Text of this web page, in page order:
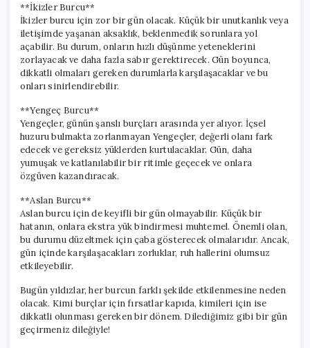
**İkizler Burcu**
İkizler burcu için zor bir gün olacak. Küçük bir unutkanlık veya
iletişimde yaşanan aksaklık, beklenmedik sorunlara yol
açabilir. Bu durum, onların hızlı düşünme yeteneklerini
zorlayacak ve daha fazla sabır gerektirecek. Gün boyunca,
dikkatli olmaları gereken durumlarla karşılaşacaklar ve bu
onları sinirlendirebilir.
**Yengeç Burcu**
Yengeçler, günün şanslı burçları arasında yer alıyor. İçsel
huzuru bulmakta zorlanmayan Yengeçler, değerli olanı fark
edecek ve gereksiz yüklerden kurtulacaklar. Gün, daha
yumuşak ve katlanılabilir bir ritimle geçecek ve onlara
özgüven kazandıracak.
**Aslan Burcu**
Aslan burcu için de keyifli bir gün olmayabilir. Küçük bir
hatanın, onlara ekstra yük bindirmesi muhtemel. Önemli olan,
bu durumu düzeltmek için çaba gösterecek olmalarıdır. Ancak,
gün içinde karşılaşacakları zorluklar, ruh hallerini olumsuz
etkileyebilir.
Bugün yıldızlar, her burcun farklı şekilde etkilenmesine neden
olacak. Kimi burçlar için fırsatlar kapıda, kimileri için ise
dikkatli olunması gereken bir dönem. Dilediğimiz gibi bir gün
geçirmeniz dileğiyle!